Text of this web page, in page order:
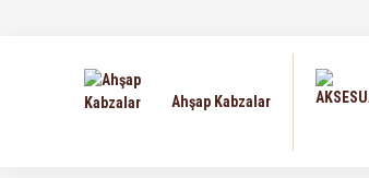
Ahşap Kabzalar